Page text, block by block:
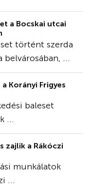
a Bocskai utcai
történt szerda
belvárosában, ...
Korányi Frigyes
baleset
...
zajlik a Rákóczi
munkálatok
...